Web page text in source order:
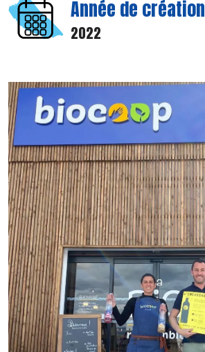
Année de création
2022